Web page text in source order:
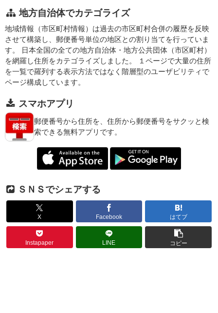
地方自治体でカテゴライズ
地域情報（市区町村情報）は過去の市区町村合併の履歴を反映
させて構築し、郵便番号単位の地区との割り当てを行っていま
す。 日本全国の全ての地方自治体・地方公共団体（市区町村）
を網羅し住所をカテゴライズしました。 １ページで大量の住所
を一覧で羅列する表示方法ではなく階層型のユーザビリティで
ページ構成しています。
スマホアプリ
郵便番号から住所を、住所から郵便番号をサクッと検
索できる無料アプリです。
ＳＮＳでシェアする
X Facebook はてブ
Instapaper LINE コピー